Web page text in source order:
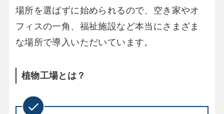
場所を選ばずに始められるので、空き家やオ
フィスの一角、福祉施設など本当にさまざま
な場所で導入いただいています。
植物工場とは？